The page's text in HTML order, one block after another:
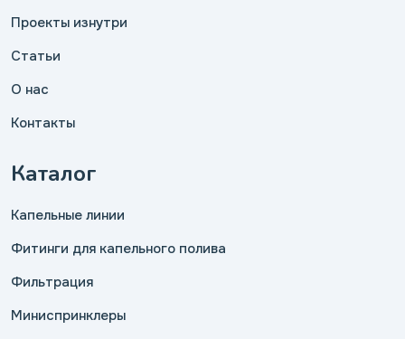
Проекты изнутри
Статьи
О нас
Контакты
Каталог
Капельные линии
Фитинги для капельного полива
Фильтрация
Миниспринклеры